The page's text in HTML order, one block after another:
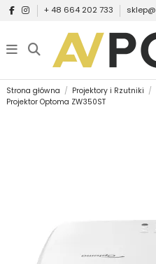
+ 48 664 202 733
Strona główna Projektory i Rzutniki
Projektor Optoma ZW350ST